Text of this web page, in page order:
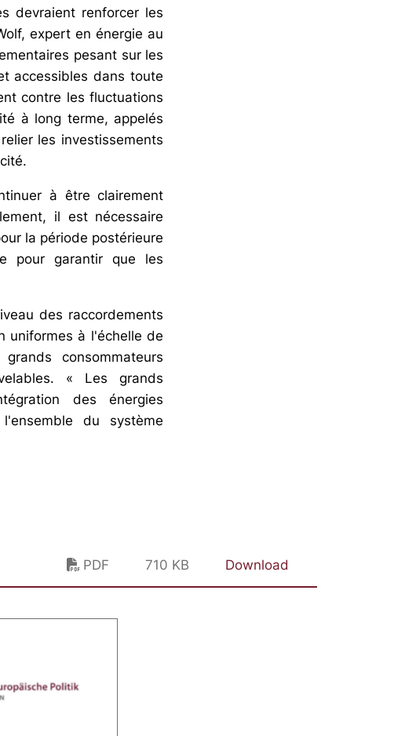
devraient renforcer les
expert en énergie au
pesant sur les
accessibles dans toute
contre les fluctuations
à long terme, appelés
les investissements
à être clairement
il est nécessaire
la période postérieure
pour garantir que les
des raccordements
uniformes à l'échelle de
consommateurs
« Les grands
des énergies
du système
PDF 710 KB Download